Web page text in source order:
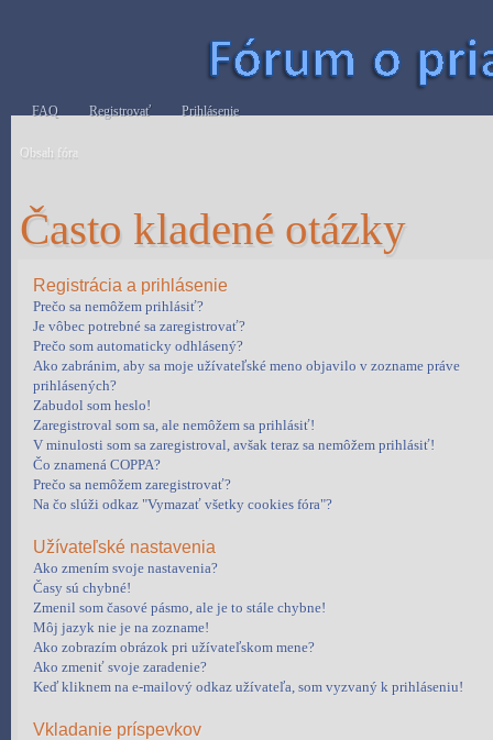
FAQ Registrovať Prihlásenie
Obsah fóra
Často kladené otázky
Registrácia a prihlásenie
Prečo sa nemôžem prihlásiť?
Je vôbec potrebné sa zaregistrovať?
Prečo som automaticky odhlásený?
Ako zabránim, aby sa moje užívateľské meno objavilo v zozname práve
prihlásených?
Zabudol som heslo!
Zaregistroval som sa, ale nemôžem sa prihlásiť!
V minulosti som sa zaregistroval, avšak teraz sa nemôžem prihlásiť!
Čo znamená COPPA?
Prečo sa nemôžem zaregistrovať?
Na čo slúži odkaz "Vymazať všetky cookies fóra"?
Užívateľské nastavenia
Ako zmením svoje nastavenia?
Časy sú chybné!
Zmenil som časové pásmo, ale je to stále chybne!
Môj jazyk nie je na zozname!
Ako zobrazím obrázok pri užívateľskom mene?
Ako zmeniť svoje zaradenie?
Keď kliknem na e-mailový odkaz užívateľa, som vyzvaný k prihláseniu!
Vkladanie príspevkov